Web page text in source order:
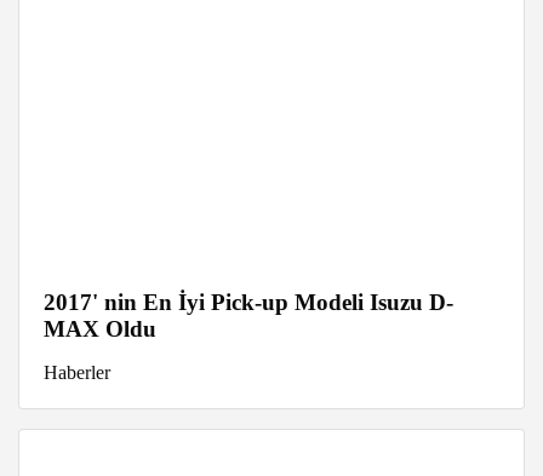
2017' nin En İyi Pick-up Modeli Isuzu D-
MAX Oldu
Haberler